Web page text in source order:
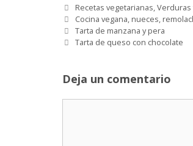
Categorías
Recetas vegetarianas,Verduras
Etiquetas
Cocina vegana, nueces,
Tarta de manzana y pera
Tarta de queso con chocolate
Deja un comentario